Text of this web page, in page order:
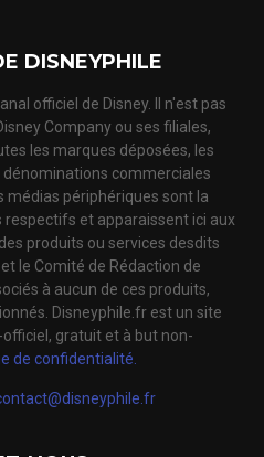
DISNEYPHILE
officiel de Disney. Il n'est pas
Company ou ses filiales,
les marques déposées, les
commerciales
médias périphériques sont la
et apparaissent ici aux
produits ou services desdits
le Comité de Rédaction de
à aucun de ces produits,
Disneyphile.fr est un site
gratuit et à but non-
de confidentialité.